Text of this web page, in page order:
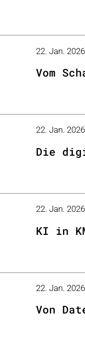
22. Jan.
Vom
22. Jan.
Die
22. Jan.
KI in
22. Jan.
Von